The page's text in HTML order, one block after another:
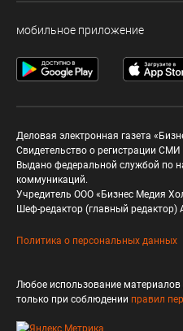
мобильное приложение
Деловая электронная газета
Свидетельство о регистрации
Выдано федеральной службой по
коммуникаций.
Учредитель ООО «Бизнес Медия
Шеф-редактор (главный редактор)
Политика о персональных данных
Любое использование материалов
только при соблюдении правил